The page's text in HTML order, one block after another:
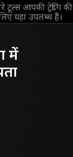
टूल्स आपकी ट्रेडिंग की
यहां उपलब्ध हैं।
में